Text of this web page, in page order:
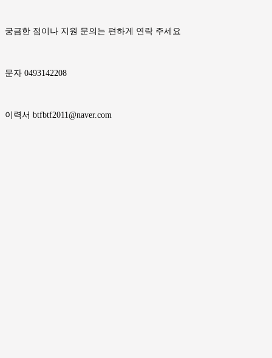
궁금한 점이나 지원 문의는 편하게 연락 주세요
문자 0493142208
이력서 btfbtf2011@naver.com